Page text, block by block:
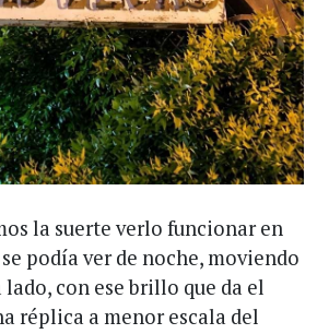
la suerte verlo funcionar en
podía ver de noche, moviendo
lado, con ese brillo que da el
réplica a menor escala del